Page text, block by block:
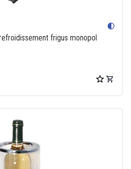
contrast
frigus monopol